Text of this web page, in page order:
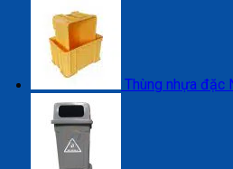
Thùng nhựa đặc